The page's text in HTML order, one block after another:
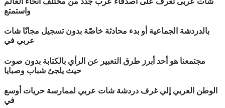
واستمتع
بالدردشة الجماعية أو بدء محادثة خاصّة بدون تسجيل مجانًا شات
عربي في
مجتمعنا هو أحد أبرز طرق التعبير عن الرأي بالكتابة بدون صوت
حيث يلجئ شباب وصبايا
الوطن العربي إلي غرف دردشة شات عربي لممارسة حريات أوسع
في